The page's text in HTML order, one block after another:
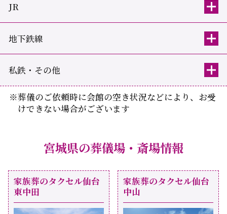
JR
地下鉄線
私鉄・その他
※葬儀のご依頼時に会館の空き状況などにより、お受
けできない場合がございます
宮城県の葬儀場・斎場情報
家族葬のタクセル仙台
東中田
家族葬のタクセル仙台
中山